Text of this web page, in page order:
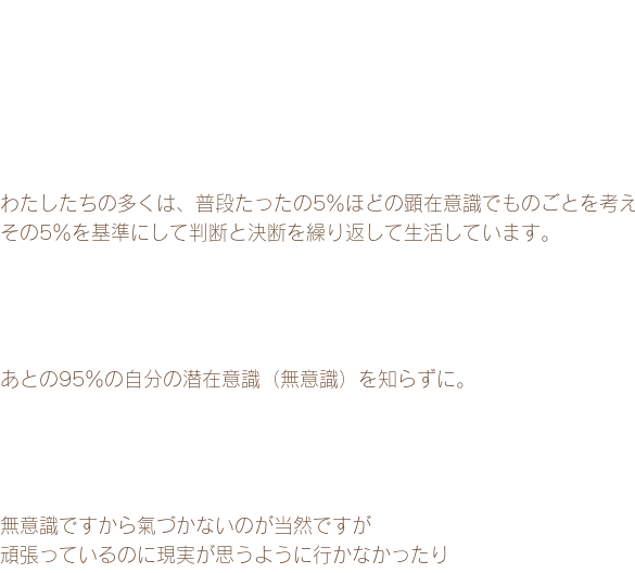
わたしたちの多くは、普段たったの5％ほどの顕在意識でものごとを考え
その5％を基準にして判断と決断を繰り返して生活しています。
あとの95％の自分の潜在意識（無意識）を知らずに。
無意識ですから氣づかないのが当然ですが
頑張っているのに現実が思うように行かなかったり